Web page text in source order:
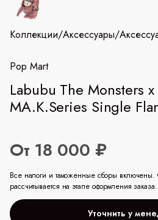
Коллекции/Аксессуары/
Pop Mart
Labubu The Monsters
MA.K.Series Single
От 18 000 ₽
Все налоги и таможенные сборы включены.
рассчитывается на этапе оформления заказа.
Уточнить у